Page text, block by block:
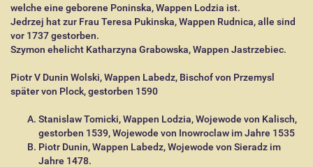
welche eine geborene Poninska, Wappen Lodzia ist.
Jedrzej hat zur Frau Teresa Pukinska, Wappen Rudnica, alle sind
vor 1737 gestorben.
Szymon ehelicht Katharzyna Grabowska, Wappen Jastrzebiec.
Piotr V Dunin Wolski, Wappen Labedz, Bischof von Przemysl
später von Plock, gestorben 1590
Stanislaw Tomicki, Wappen Lodzia, Wojewode von Kalisch,
gestorben 1539, Wojewode von Inowroclaw im Jahre 1535
Piotr Dunin, Wappen Labedz, Wojewode von Sieradz im
Jahre 1478.